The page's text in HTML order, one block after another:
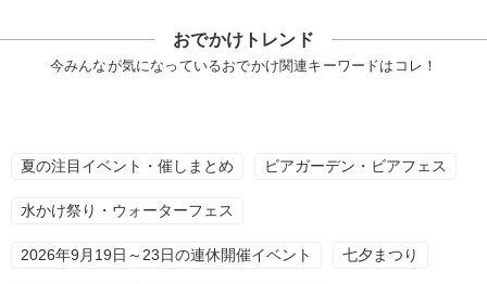
おでかけトレンド
今みんなが気になっているおでかけ関連キーワードはコレ！
夏の注目イベント・催しまとめ ビアガーデン・ビアフェス
水かけ祭り・ウォーターフェス
2026年9月19日～23日の連休開催イベント 七夕まつり